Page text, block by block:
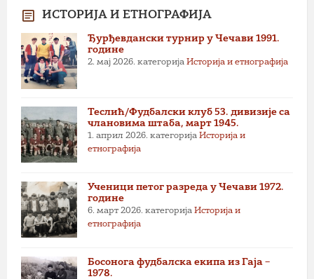
ИСТОРИЈА И ЕТНОГРАФИЈА
Ђурђевдански турнир у Чечави 1991.
године
2. мај 2026. категорија Историја и етнографија
Теслић/Фудбалски клуб 53. дивизије са
члановима штаба, март 1945.
1. април 2026. категорија Историја и
етнографија
Ученици петог разреда у Чечави 1972.
године
6. март 2026. категорија Историја и
етнографија
Босонога фудбалска екипа из Гаја –
1978.